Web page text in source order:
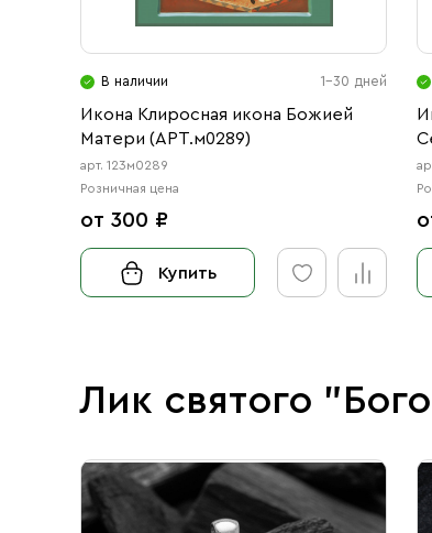
В наличии 1-30 дней
Икона Клиросная икона Божией
Матери (АРТ.м0289)
арт. 123м0289
Розничная цена
от 300 ₽
Купить
Лик святого